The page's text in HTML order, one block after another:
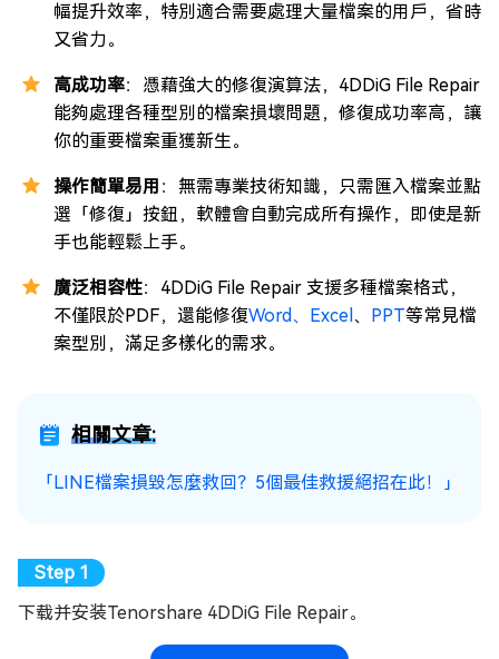
幅提升效率，特別適合需要處理大量檔案的用戶，省時
又省力。
高成功率：憑藉強大的修復演算法，4DDiG File Repair
能夠處理各種型別的檔案損壞問題，修復成功率高，讓
你的重要檔案重獲新生。
操作簡單易用 ：無需專業技術知識，只需匯入檔案並點
選「修復」按鈕，軟體會自動完成所有操作，即使是新
手也能輕鬆上手。
廣泛相容性：4DDiG File Repair 支援多種檔案格式，
不僅限於PDF，還能修復Word、 Excel 、 PPT等常見檔
案型別，滿足多樣化的需求。
相關文章:
「LINE檔案損毀怎麼救回？5個最佳救援絕招在此！」
下载并安装Tenorshare 4DDiG File Repair。